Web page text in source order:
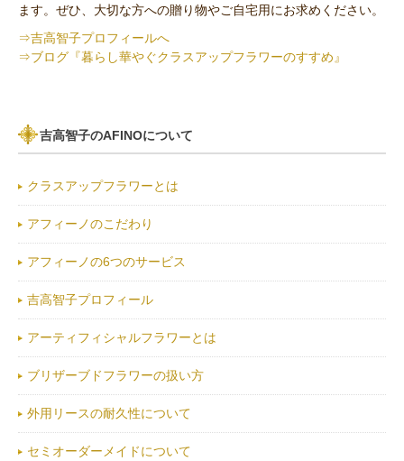
ます。ぜひ、大切な方への贈り物やご自宅用にお求めください。
⇒吉高智子プロフィールへ
⇒ブログ『暮らし華やぐクラスアップフラワーのすすめ』
吉高智子のAFINOについて
クラスアップフラワーとは
アフィーノのこだわり
アフィーノの6つのサービス
吉高智子プロフィール
アーティフィシャルフラワーとは
ブリザーブドフラワーの扱い方
外用リースの耐久性について
セミオーダーメイドについて